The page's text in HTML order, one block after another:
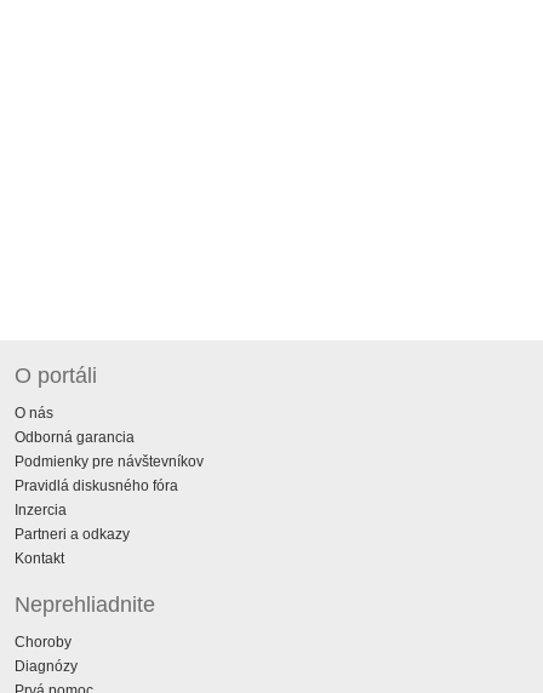
O portáli
O nás
Odborná garancia
Podmienky pre návštevníkov
Pravidlá diskusného fóra
Inzercia
Partneri a odkazy
Kontakt
Neprehliadnite
Choroby
Diagnózy